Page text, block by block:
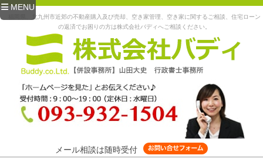
MENU
福岡県、北九州市近郊の不動産購入及び売却、空き家管理、空き家に関するご相談、住宅ローン
の返済でお困りの方は株式会社バディへご相談ください。
メール相談は随時受付